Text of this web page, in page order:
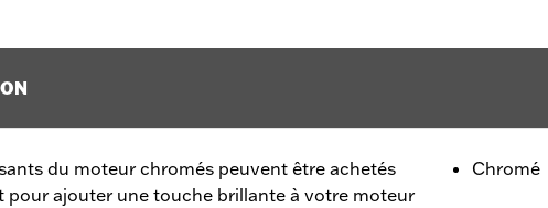
du moteur chromés peuvent être achetés
pour ajouter une touche brillante à votre moteur
Chromé